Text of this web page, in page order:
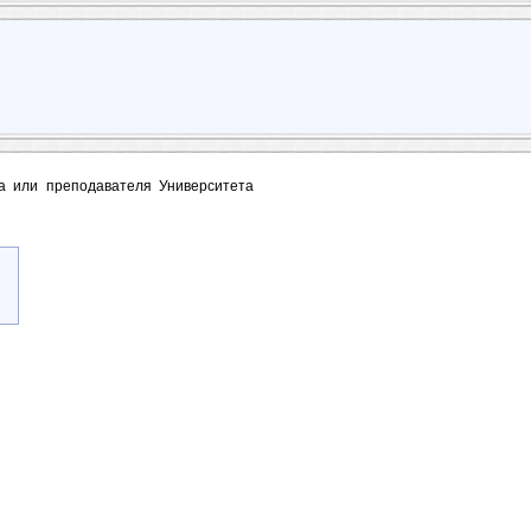
или преподавателя Университета